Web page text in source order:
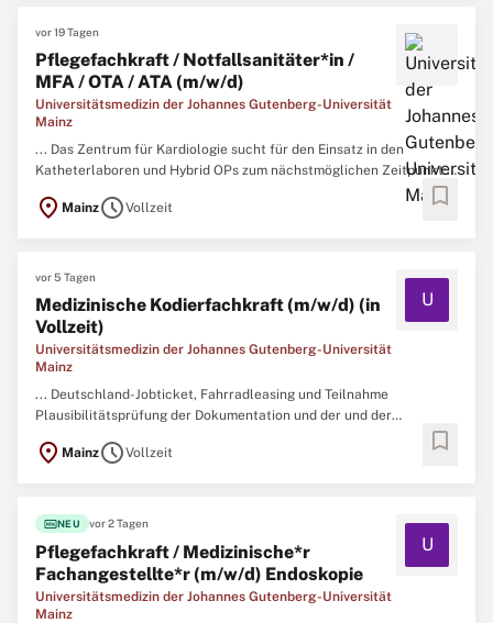
vor 19 Tagen
Pflegefachkraft / Notfallsanitäter*in /
MFA / OTA / ATA (m/w/d)
Universitätsmedizin der Johannes Gutenberg-Universität
Mainz
... Das Zentrum für Kardiologie sucht für den Einsatz in den
Katheterlaboren und Hybrid OPs zum nächstmöglichen Zeitpunkt:
/ OTA / ATA (m/w/d) Wir
bieten Ihnen:Herausfordernde Tätigkeit mit
location_on MainzscheduleVollzeit bookmark
vor 5 Tagen
Medizinische Kodierfachkraft (m/w/d) (in
Vollzeit)
Universitätsmedizin der Johannes Gutenberg-Universität
Mainz
U
... Deutschland-Jobticket, Fahrradleasing und Teilnahme
Plausibilitätsprüfung der Dokumentation und der und der
KrankenkassenAbgeschlossene Ausbildung als Pflegefachkraft
(Abgeschlossene Weiterbildung als
location_on MainzscheduleVollzeit bookmark
fiber_newNEU vor 2 Tagen
Pflegefachkraft / Medizinische*r
Fachangestellte*r (m/w/d) Endoskopie
Universitätsmedizin der Johannes Gutenberg-Universität
Mainz
U